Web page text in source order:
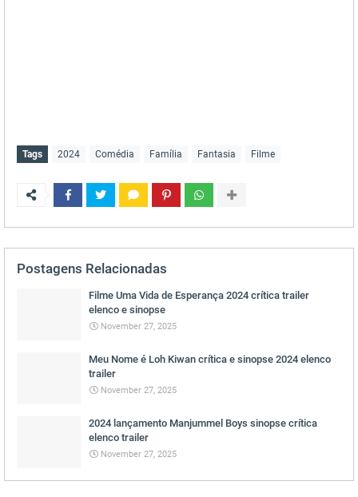
Tags 2024 Comédia Família Fantasia Filme
Postagens Relacionadas
Filme Uma Vida de Esperança 2024 crítica trailer
elenco e sinopse
November 27, 2025
Meu Nome é Loh Kiwan crítica e sinopse 2024 elenco
trailer
November 27, 2025
2024 lançamento Manjummel Boys sinopse crítica
elenco trailer
November 27, 2025